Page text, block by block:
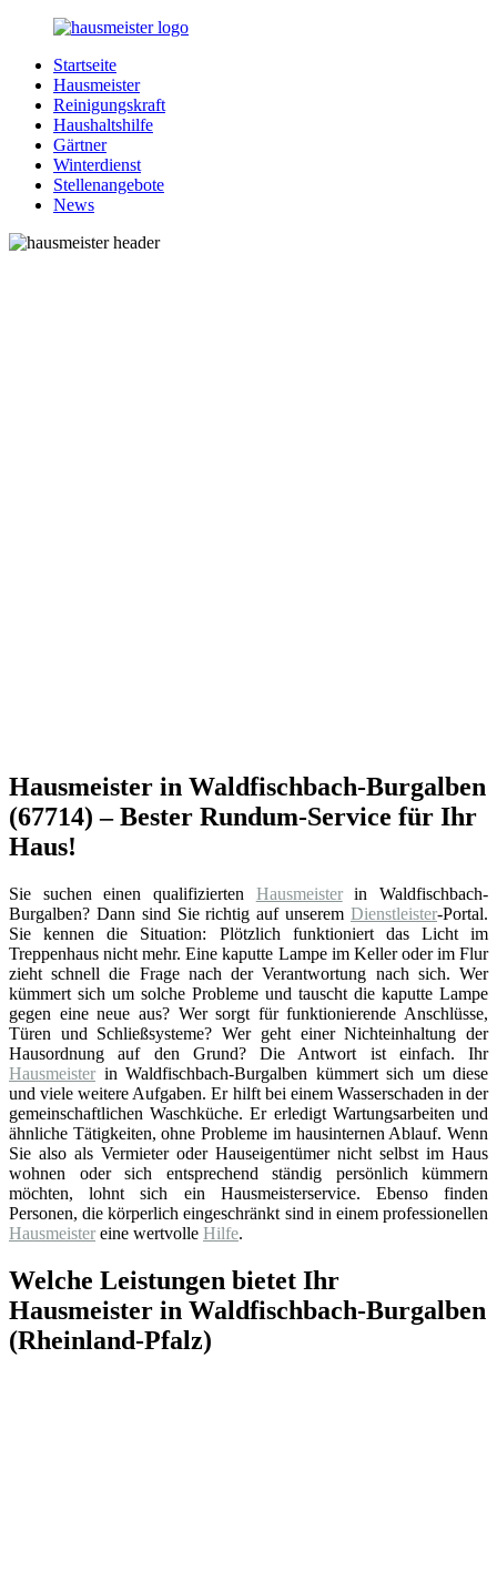
Zurück
Inhalt
Hausmeister.de
Alles
rund
Ihren
Haushalt
Startseite
Hausmeister
Reinigungskraft
Haushaltshilfe
Gärtner
Winterdienst
Stellenangebote
News
Hausmeister in Waldfischbach-Burgalben
(67714) – Bester Rundum-Service für Ihr
Haus!
Sie suchen einen qualifizierten Hausmeisterin Waldfischbach-
Burgalben? Dann sind Sie richtig auf unserem Dienstleister-Portal.
Sie kennen die Situation: Plötzlich funktioniert das Licht im
Treppenhaus nicht mehr. Eine kaputte Lampe im Keller oder im Flur
zieht schnell die Frage nach der Verantwortung nach sich. Wer
kümmert sich um solche Probleme und tauscht die kaputte Lampe
gegen eine neue aus? Wer sorgt für funktionierende Anschlüsse,
Türen und Schließsysteme? Wer geht einer Nichteinhaltung der
Hausordnung auf den Grund? Die Antwort ist einfach. Ihr
Hausmeister in Waldfischbach-Burgalben kümmert sich um diese
und viele weitere Aufgaben. Er hilft bei einem Wasserschaden in der
gemeinschaftlichen Waschküche. Er erledigt Wartungsarbeiten und
ähnliche Tätigkeiten, ohne Probleme im hausinternen Ablauf. Wenn
Sie also als Vermieter oder Hauseigentümer nicht selbst im Haus
wohnen oder sich entsprechend ständig persönlich kümmern
möchten, lohnt sich ein Hausmeisterservice. Ebenso finden
Personen, die körperlich eingeschränkt sind in einem professionellen
Hausmeister eine wertvolle Hilfe.
Welche Leistungen bietet Ihr
Hausmeister in Waldfischbach-Burgalben
(Rheinland-Pfalz)